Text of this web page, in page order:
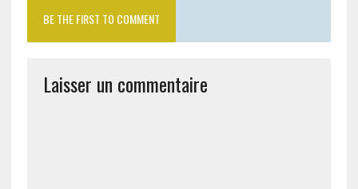
BE THE FIRST TO COMMENT
Laisser un commentaire